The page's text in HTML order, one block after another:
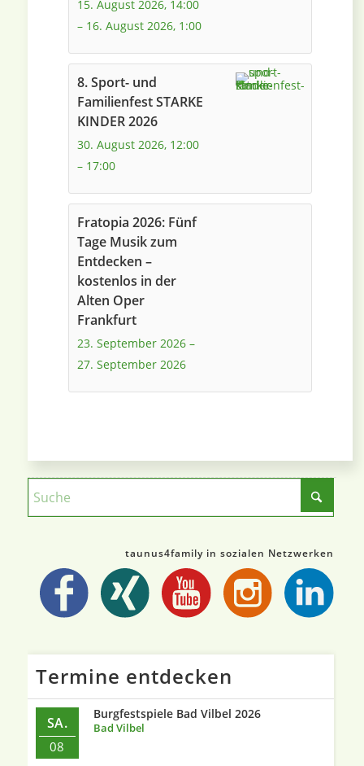
15. August 2026, 14:00
– 16. August 2026, 1:00
8. Sport- und
Familienfest STARKE
KINDER 2026
30. August 2026, 12:00
– 17:00
Fratopia 2026: Fünf
Tage Musik zum
Entdecken –
kostenlos in der
Alten Oper
Frankfurt
23. September 2026–
27. September 2026
taunus4family in sozialen Netzwerken
Termine entdecken
SA.
08
Burgfestspiele Bad Vilbel 2026
Bad Vilbel